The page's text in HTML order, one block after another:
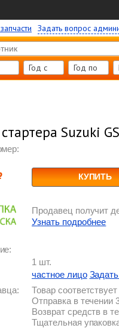
Задать вопрос
Год c Год по
Suzuki
КУПИТЬ
Продавец получит
Узнать подробнее
1 шт.
частное лицо
Товар
Отправка в течении
Возврат средств в
Тщательная